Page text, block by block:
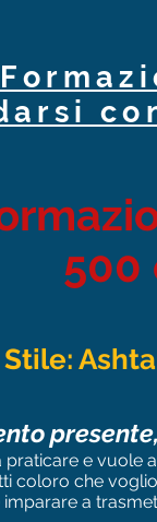
500
Stile:
e vuole
coloro che
a